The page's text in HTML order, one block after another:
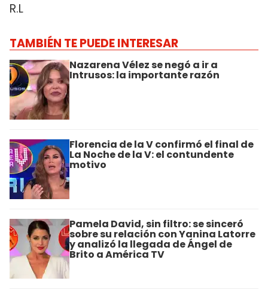
R.L
TAMBIÉN TE PUEDE INTERESAR
Nazarena Vélez se negó a ir a
Intrusos: la importante razón
Florencia de la V confirmó el final de
La Noche de la V: el contundente
motivo
Pamela David, sin filtro: se sinceró
sobre su relación con Yanina Latorre
y analizó la llegada de Ángel de
Brito a América TV